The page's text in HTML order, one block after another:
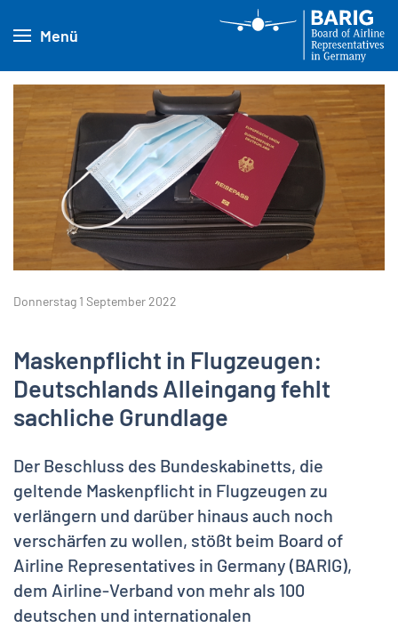
Menü
Donnerstag 1 September 2022
Maskenpflicht in Flugzeugen:
Deutschlands Alleingang fehlt
sachliche Grundlage
Der Beschluss des Bundeskabinetts, die
geltende Maskenpflicht in Flugzeugen zu
verlängern und darüber hinaus auch noch
verschärfen zu wollen, stößt beim Board of
Airline Representatives in Germany (BARIG),
dem Airline-Verband von mehr als 100
deutschen und internationalen